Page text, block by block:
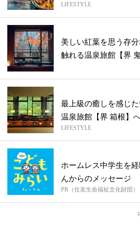
LIFESTYLE
美しい紅葉を思う存
触れる温泉旅館【界 鬼
最上級の癒しを感じ
温泉旅館【界 箱根】
LIFESTYLE
ホームレス中学生を
んからのメッセージ
PR（住友生命福祉文化財団）